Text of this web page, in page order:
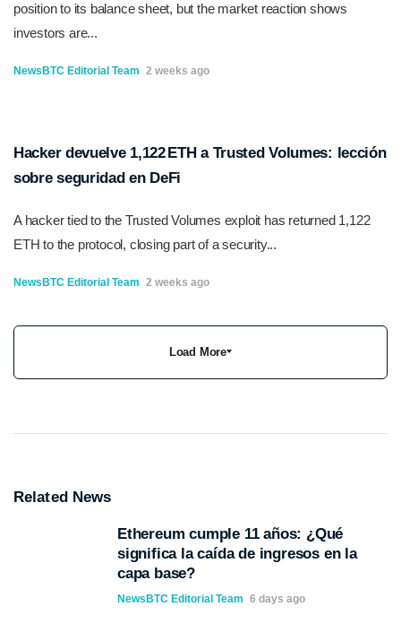
position to its balance sheet, but the market reaction shows
investors are...
NewsBTC Editorial Team 2 weeks ago
Hacker devuelve 1,122 ETH a Trusted Volumes: lección
sobre seguridad en DeFi
A hacker tied to the Trusted Volumes exploit has returned 1,122
ETH to the protocol, closing part of a security...
NewsBTC Editorial Team 2 weeks ago
Load More
Related News
Ethereum cumple 11 años: ¿Qué
significa la caída de ingresos en la
capa base?
NewsBTC Editorial Team 6 days ago